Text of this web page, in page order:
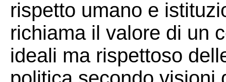
rispetto umano e
richiama il valore di un
ideali ma rispettoso